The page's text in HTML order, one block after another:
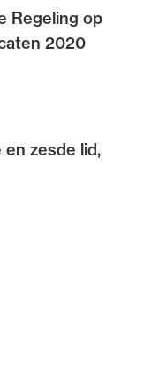
Regeling op
2020
en zesde lid,